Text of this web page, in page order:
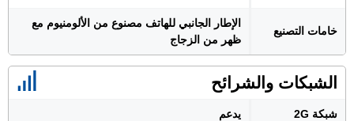
خامات التصنيع
الإطار الجانبي للهاتف مصنوع من الألومنيوم مع
ظهر من الزجاج
الشبكات والشرائح
شبكة 2G يدعم